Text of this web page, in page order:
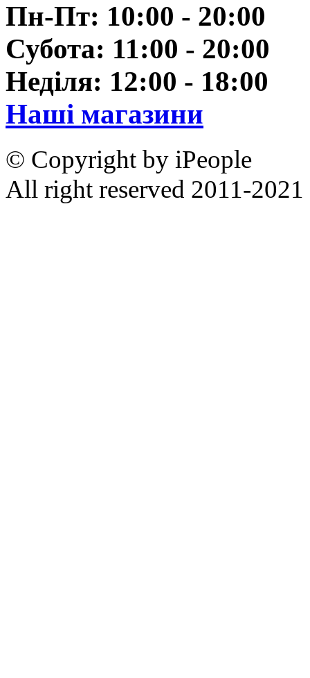
Пн-Пт: 10:00 - 20:00
Субота: 11:00 - 20:00
Неділя: 12:00 - 18:00
Наші магазини
© Copyright by iPeople
All right reserved 2011-2021